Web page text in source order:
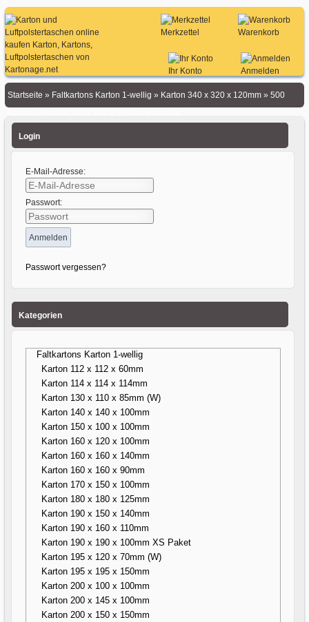
Warenkorb
Merkzettel
Anmelden
Ihr Konto
Startseite » Faltkartons Karton 1-wellig » Karton 340 x 320 x 120mm »500
Login
E-Mail-Adresse:
Passwort:
Passwort vergessen?
Kategorien
Faltkartons Karton 1-wellig
Karton 112 x 112 x 60mm
Karton 114 x 114 x 114mm
Karton 130 x 110 x 85mm (W)
Karton 140 x 140 x 100mm
Karton 150 x 100 x 100mm
Karton 160 x 120 x 100mm
Karton 160 x 160 x 140mm
Karton 160 x 160 x 90mm
Karton 170 x 150 x 100mm
Karton 180 x 180 x 125mm
Karton 190 x 150 x 140mm
Karton 190 x 160 x 110mm
Karton 190 x 190 x 100mm XS Paket
Karton 195 x 120 x 70mm (W)
Karton 195 x 195 x 150mm
Karton 200 x 100 x 100mm
Karton 200 x 145 x 100mm
Karton 200 x 150 x 150mm